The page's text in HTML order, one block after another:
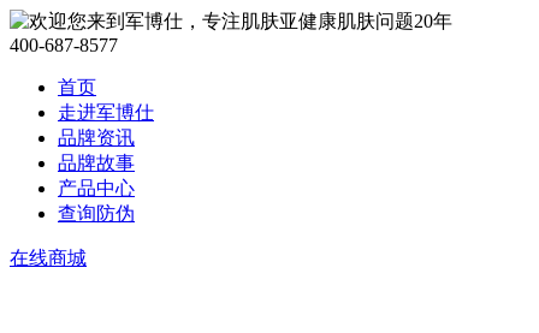
400-687-8577
首页
走进军博仕
品牌资讯
品牌故事
产品中心
查询防伪
在线商城